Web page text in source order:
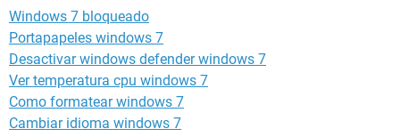
Windows 7 bloqueado
Portapapeles windows 7
Desactivar windows defender windows 7
Ver temperatura cpu windows 7
Como formatear windows 7
Cambiar idioma windows 7